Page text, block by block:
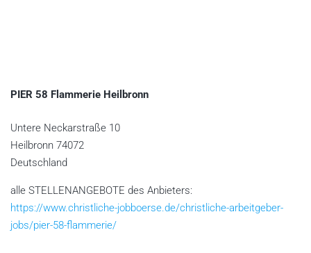
PIER 58 Flammerie Heilbronn
Untere Neckarstraße 10
Heilbronn 74072
Deutschland
alle STELLENANGEBOTE des Anbieters:
https://www.christliche-jobboerse.de/christliche-arbeitgeber-
jobs/pier-58-flammerie/